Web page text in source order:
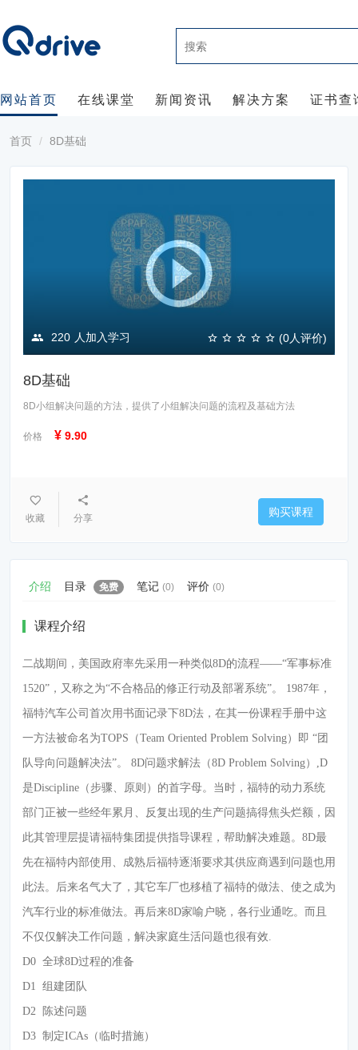
网站首页 在线课堂 新闻资讯 解决方案 证书查
首页 8D基础
220 人加入学习 (0人评价)
8D基础
8D小组解决问题的方法，提供了小组解决问题的流程及基础方法
价格 ¥ 9.90
收藏 分享 购买课程
介绍 目录 免费 笔记 (0) 评价 (0)
课程介绍
二战期间，美国政府率先采用一种类似8D的流程——“军事标准
1520”，又称之为“不合格品的修正行动及部署系统”。 1987年，
福特汽车公司首次用书面记录下8D法，在其一份课程手册中这
一方法被命名为TOPS（Team Oriented Problem Solving）即 “团
队导向问题解决法”。 8D问题求解法（8D Problem Solving）,D
是Discipline（步骤、原则）的首字母。当时，福特的动力系统
部门正被一些经年累月、反复出现的生产问题搞得焦头烂额，因
此其管理层提请福特集团提供指导课程，帮助解决难题。8D最
先在福特内部使用、成熟后福特逐渐要求其供应商遇到问题也用
此法。后来名气大了，其它车厂也移植了福特的做法、使之成为
汽车行业的标准做法。再后来8D家喻户晓，各行业通吃。而且
不仅仅解决工作问题，解决家庭生活问题也很有效.
D0 全球8D过程的准备
D1 组建团队
D2 陈述问题
D3 制定ICAs（临时措施）